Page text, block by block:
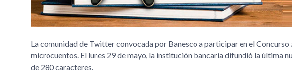
La comunidad de Twitter convocada por Banesco a participar en el
microcuentos. El lunes 29 de mayo, la institución bancaria difundió la última
de 280 caracteres.